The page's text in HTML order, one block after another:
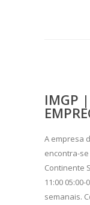
IMGP |
A empresa
encontra-
Continente
11:00
semanais.